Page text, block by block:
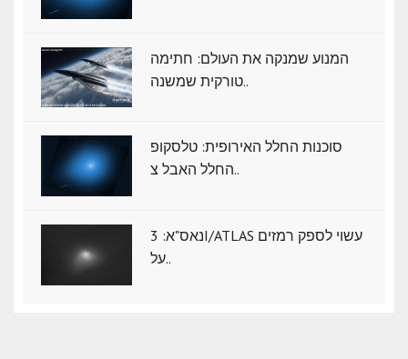
המנוע שמנקה את העולם: חתימה
טורקית שמשנה..
סוכנות החלל האירופית: טלסקופ
החלל האבל צ..
נאס"א: ‏3I/ATLAS עשוי לספק רמזים
על..